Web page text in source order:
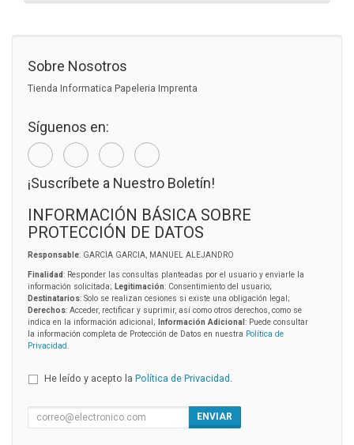
Sobre Nosotros
Tienda Informatica Papeleria Imprenta
Síguenos en:
¡Suscríbete a Nuestro Boletín!
INFORMACIÓN BÁSICA SOBRE
PROTECCIÓN DE DATOS
Responsable: GARCIA GARCIA, MANUEL ALEJANDRO
Finalidad: Responder las consultas planteadas por el usuario y enviarle la
información solicitada; Legitimación: Consentimiento del usuario;
Destinatarios: Solo se realizan cesiones si existe una obligación legal;
Derechos: Acceder, rectificar y suprimir, así como otros derechos, como se
indica en la información adicional;
Información Adicional : Puede consultar
la información completa de Protección de Datos en nuestra Política de
Privacidad
He leído y acepto la Política de Privacidad
ENVIAR